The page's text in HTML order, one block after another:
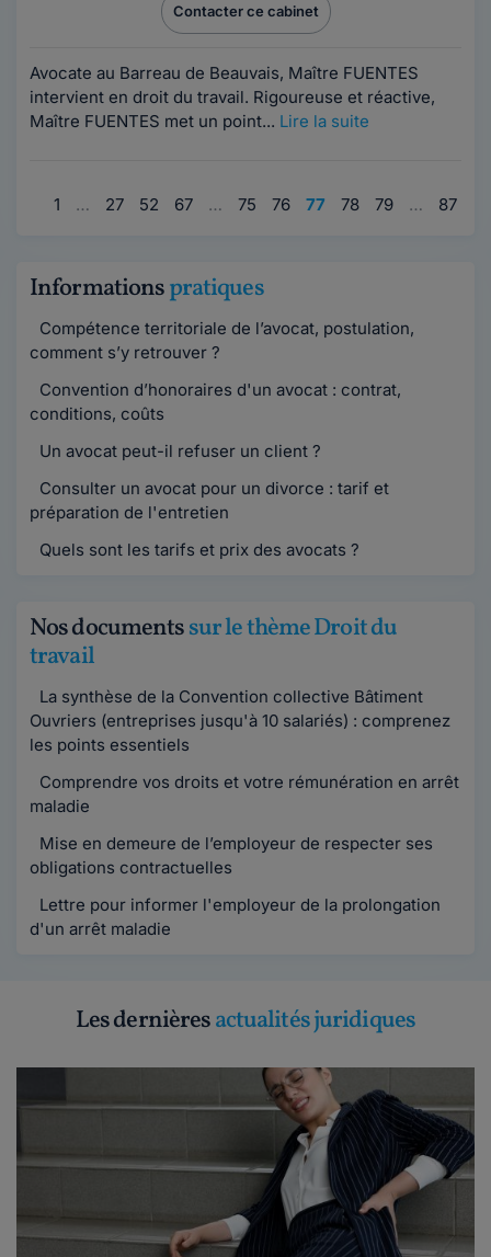
Contacter ce cabinet
Avocate au Barreau de Beauvais, Maître FUENTES
intervient en droit du travail. Rigoureuse et réactive,
Maître FUENTES met un point... Lire la suite
1 … 27 52 67 … 75 76 77 78 79 … 87
Informationspratiques
Compétence territoriale de l’avocat, postulation,
comment s’y retrouver ?
Convention d’honoraires d'un avocat : contrat,
conditions, coûts
Un avocat peut-il refuser un client ?
Consulter un avocat pour un divorce : tarif et
préparation de l'entretien
Quels sont les tarifs et prix des avocats ?
Nos documentssur le thème Droit du
travail
La synthèse de la Convention collective Bâtiment
Ouvriers (entreprises jusqu'à 10 salariés) : comprenez
les points essentiels
Comprendre vos droits et votre rémunération en arrêt
maladie
Mise en demeure de l’employeur de respecter ses
obligations contractuelles
Lettre pour informer l'employeur de la prolongation
d'un arrêt maladie
Les dernièresactualités juridiques